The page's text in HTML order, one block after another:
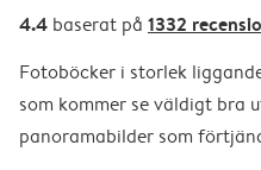
4.4 baserat på 1332
Fotoböcker i storlek
som kommer se väldigt
panoramabilder som